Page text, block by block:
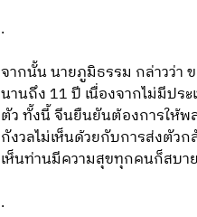
.
จากนั้น นายภูมิธรรม กล่าวว่
นานถึง 11 ปี เนื่องจากไม่มีปร
ตัว ทั้งนี้ จีนยืนยันต้องการให้พ
กังวลไม่เห็นด้วยกับการส่งตัว
เห็นท่านมีความสุขทุกคนก็สบา
.